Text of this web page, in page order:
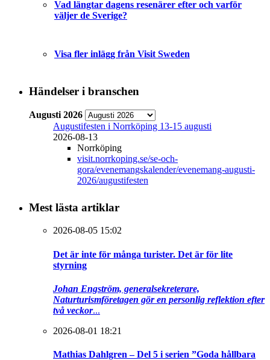
Vad längtar dagens resenärer efter och varför
väljer de Sverige?
Visa fler inlägg från Visit Sweden
Händelser i branschen
Augusti 2026
Augustifesten i Norrköping 13-15 augusti
2026-08-13
Norrköping
visit.norrkoping.se/se-och-
gora/evenemangskalender/evenemang-augusti-
2026/augustifesten
Mest lästa artiklar
2026-08-05 15:02
Det är inte för många turister. Det är för lite
styrning
Johan Engström, generalsekreterare,
Naturturismföretagen gör en personlig reflektion efter
två veckor...
2026-08-01 18:21
Mathias Dahlgren – Del 5 i serien ”Goda hållbara